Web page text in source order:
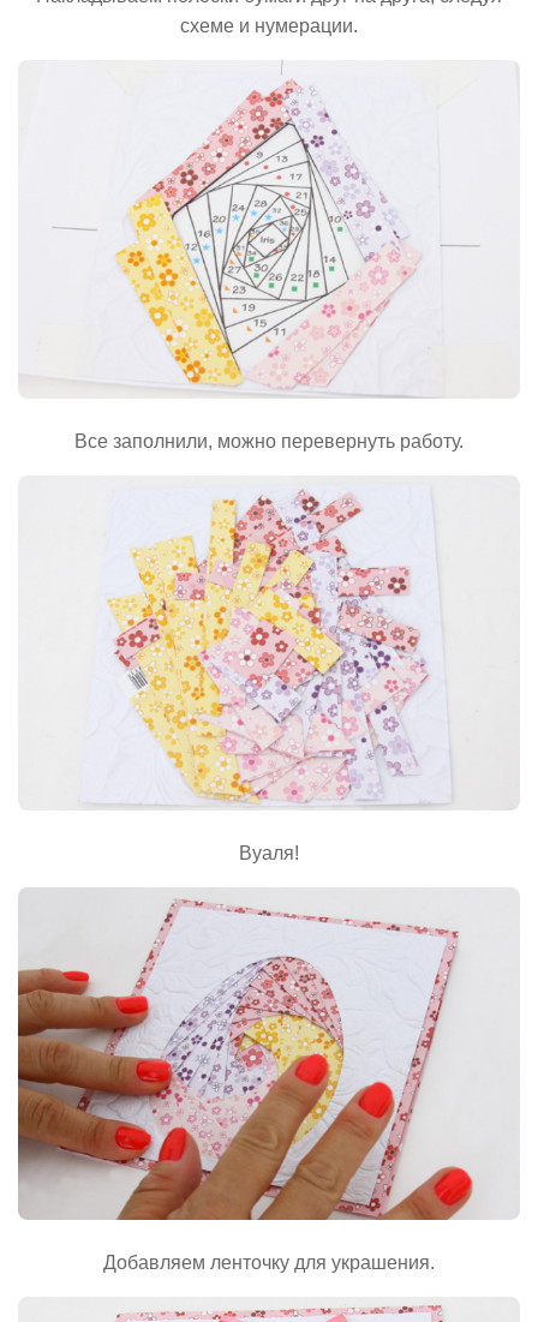
схеме и нумерации.
Все заполнили, можно перевернуть работу.
Вуаля!
Добавляем ленточку для украшения.